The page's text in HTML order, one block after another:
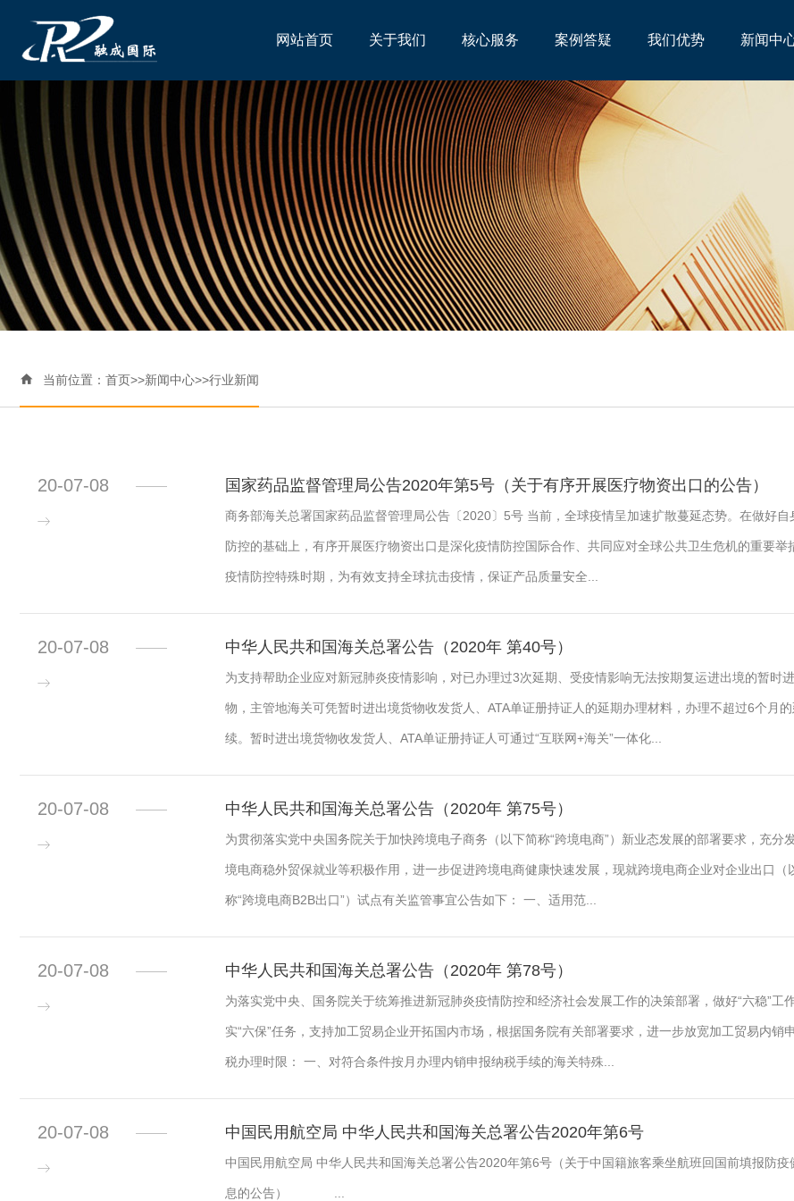
网站首页 关于我们 核心服务 案例答疑 我们优势 新闻中
 当前位置： 首页>>新闻中心>>行业新闻
20-07-08 国家药品监督管理局公告2020年第5号（关于有序开展医疗物资出口的公告）
商务部海关总署国家药品监督管理局公告〔2020〕5号 当前，全球疫情呈加速扩散蔓延态势。在做好自
防控的基础上，有序开展医疗物资出口是深化疫情防控国际合作、共同应对全球公共卫生危机的重要举
疫情防控特殊时期，为有效支持全球抗击疫情，保证产品质量安全...
20-07-08 中华人民共和国海关总署公告（2020年 第40号）
为支持帮助企业应对新冠肺炎疫情影响，对已办理过3次延期、受疫情影响无法按期复运进出境的暂时
物，主管地海关可凭暂时进出境货物收发货人、ATA单证册持证人的延期办理材料，办理不超过6个月
续。暂时进出境货物收发货人、ATA单证册持证人可通过“互联网+海关”一体化...
20-07-08 中华人民共和国海关总署公告（2020年 第75号）
为贯彻落实党中央国务院关于加快跨境电子商务（以下简称“跨境电商”）新业态发展的部署要求，充分
境电商稳外贸保就业等积极作用，进一步促进跨境电商健康快速发展，现就跨境电商企业对企业出口（
称“跨境电商B2B出口”）试点有关监管事宜公告如下： 一、适用范...
20-07-08 中华人民共和国海关总署公告（2020年 第78号）
为落实党中央、国务院关于统筹推进新冠肺炎疫情防控和经济社会发展工作的决策部署，做好“六稳”工
实“六保”任务，支持加工贸易企业开拓国内市场，根据国务院有关部署要求，进一步放宽加工贸易内销
税办理时限： 一、对符合条件按月办理内销申报纳税手续的海关特殊...
20-07-08 中国民用航空局 中华人民共和国海关总署公告2020年第6号
中国民用航空局 中华人民共和国海关总署公告2020年第6号（关于中国籍旅客乘坐航班回国前填报防疫
息的公告） ...